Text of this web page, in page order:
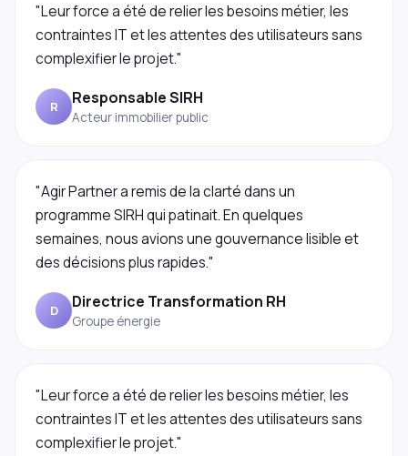
"Leur force a été de relier les besoins métier, les
contraintes IT et les attentes des utilisateurs sans
complexifier le projet."
R Responsable SIRH
Acteur immobilier public
"Agir Partner a remis de la clarté dans un
programme SIRH qui patinait. En quelques
semaines, nous avions une gouvernance lisible et
des décisions plus rapides."
D Directrice Transformation RH
Groupe énergie
"Leur force a été de relier les besoins métier, les
contraintes IT et les attentes des utilisateurs sans
complexifier le projet."